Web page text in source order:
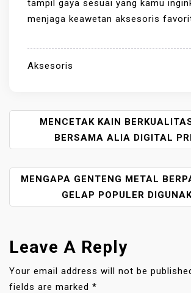
tampil gaya sesuai yang kamu
menjaga keawetan aksesoris
Aksesoris
S
T
N
V
G
A
T
I
MENCETAK KAIN
BERSAMA ALIA DIGITAL
MENGAPA GENTENG METAL
GELAP POPULER
Leave A Reply
Your email address will not be
fields are marked *